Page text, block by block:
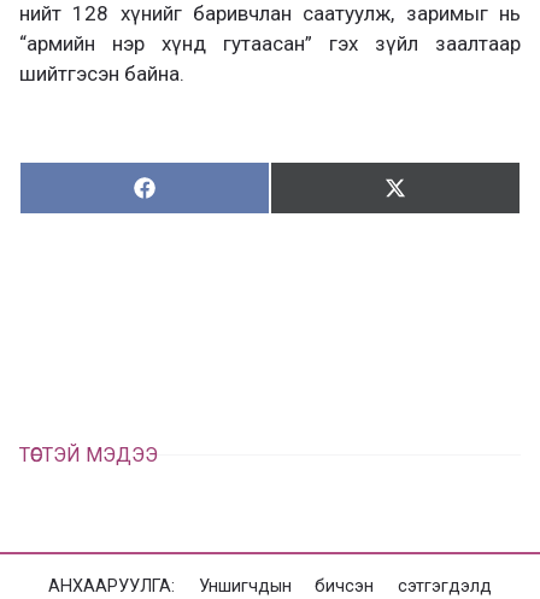
нийт 128 хүнийг баривчлан саатуулж, заримыг нь
“армийн нэр хүнд гутаасан” гэх зүйл заалтаар
шийтгэсэн байна.
Хуваалцах:
Х
у
Түгээх:
Т
ү
ТӨСТЭЙ МЭДЭЭ
АНХААРУУЛГА: Уншигчдын бичсэн сэтгэгдэлд